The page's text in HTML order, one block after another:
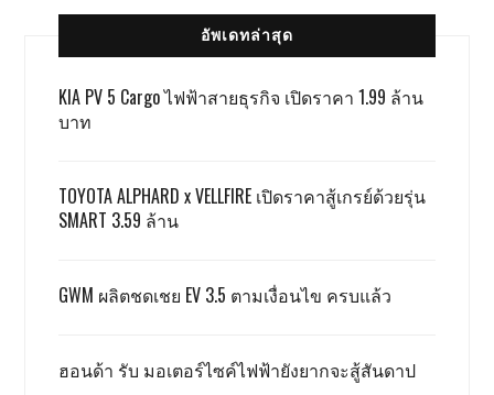
อัพเดทล่าสุด
KIA PV 5 Cargo ไฟฟ้าสายธุรกิจ เปิดราคา 1.99 ล้าน
บาท
TOYOTA ALPHARD x VELLFIRE เปิดราคาสู้เกรย์ด้วยรุ่น
SMART 3.59 ล้าน
GWM ผลิตชดเชย EV 3.5 ตามเงื่อนไข ครบแล้ว
ฮอนด้า รับ มอเตอร์ไซค์ไฟฟ้ายังยากจะสู้สันดาป